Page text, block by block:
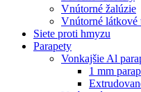
Vnútorné žalúzie
Vnútorné látkové
Siete proti hmyzu
Parapety
Vonkajšie Al
1 mm